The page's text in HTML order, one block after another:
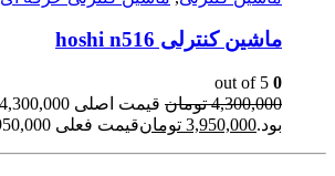
ماشین کنترلی hoshi n516
0
4,300,000 تومان
بود.3,950,000 تومانقیمت فعلی 3,950,000 تومان است.